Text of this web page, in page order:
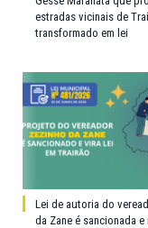
estradas vicinais de
transformado em lei
Lei de autoria do
da Zane é sancionada e